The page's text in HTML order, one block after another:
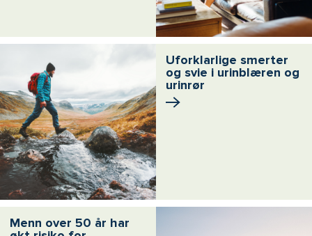
Uforklarlige smerter
og svie i urinblæren og
urinrør
Menn over 50 år har